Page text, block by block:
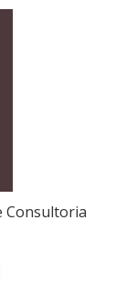
Consultoria